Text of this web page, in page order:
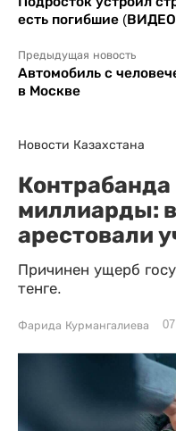
есть погибшие
Предыдущая новость
Автомобиль с
в Москве
Новости Казахстана
Контрабанда
миллиарды:
арестовали
Причинен ущерб
тенге.
Фарида Курмангалиева